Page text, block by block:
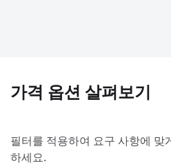
가격 옵션 살펴보기
필터를 적용하여 요구 사항에 맞
하세요.